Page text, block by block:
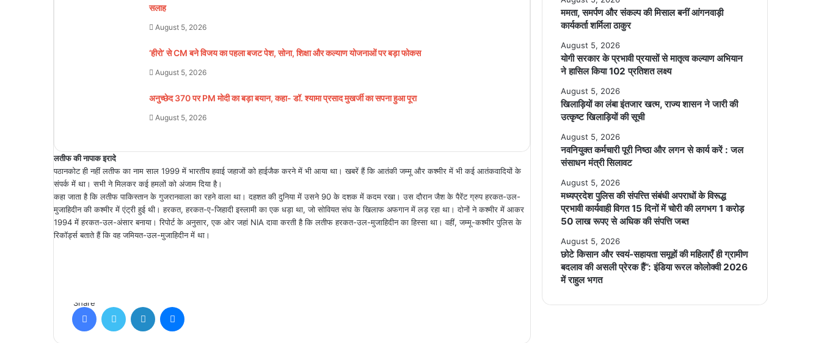
सलाह
August 5, 2026
‘हीरो’ से CM बने विजय का पहला बजट पेश, सोना, शिक्षा और कल्याण योजनाओं पर बड़ा फोकस
August 5, 2026
अनुच्छेद 370 पर PM मोदी का बड़ा बयान, कहा- डॉ. श्यामा प्रसाद मुखर्जी का सपना हुआ पूरा
August 5, 2026
लतीफ की नापाक इरादे
पठानकोट ही नहीं लतीफ का नाम साल 1999 में भारतीय हवाई जहाजों को हाईजैक करने में भी आया था। खबरें हैं कि आतंकी जम्मू और कश्मीर में भी कई आतंकवादियों के
संपर्क में था। सभी ने मिलकर कई हमलों को अंजाम दिया है।
कहा जाता है कि लतीफ पाकिस्तान के गुजरानवाला का रहने वाला था। दहशत की दुनिया में उसने 90 के दशक में कदम रखा। उस दौरान जैश के पैरेंट ग्रुप हरकत-उल-
मुजाहिदीन की कश्मीर में एंट्री हुई थी। हरकत, हरकत-ए-जिहादी इस्लामी का एक धड़ा था, जो सोवियत संघ के खिलाफ अफगान में लड़ रहा था। दोनों ने कश्मीर में आकर
1994 में हरकत-उल-अंसार बनाया। रिपोर्ट के अनुसार, एक ओर जहां NIA दावा करती है कि लतीफ हरकत-उल-मुजाहिदीन का हिस्सा था। वहीं, जम्मू-कश्मीर पुलिस के
रिकॉर्ड्स बताते हैं कि वह जमियत-उल-मुजाहिदीन में था।
Share
ममता, समर्पण और संकल्प की मिसाल बनीं आंगनवाड़ी
कार्यकर्ता शर्मिला ठाकुर
August 5, 2026
योगी सरकार के प्रभावी प्रयासों से मातृत्व कल्याण अभियान
ने हासिल किया 102 प्रतिशत लक्ष्य
August 5, 2026
खिलाड़ियों का लंबा इंतजार खत्म, राज्य शासन ने जारी की
उत्कृष्ट खिलाड़ियों की सूची
August 5, 2026
नवनियुक्त कर्मचारी पूरी निष्ठा और लगन से कार्य करें : जल
संसाधन मंत्री सिलावट
August 5, 2026
मध्यप्रदेश पुलिस की संपत्त्ति संबंधी अपराधों के विरूद्ध
प्रभावी कार्यवाही विगत 15 दिनों में चोरी की लगभग 1 करोड़
50 लाख रूपए से अधिक की संपत्ति जब्‍त
August 5, 2026
छोटे किसान और स्वयं-सहायता समूहों की महिलाएँ ही ग्रामीण
बदलाव की असली प्रेरक हैं”: इंडिया रूरल कोलोक्वी 2026
में राहुल भगत